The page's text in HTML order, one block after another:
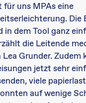
uns MPAs eine
Die
in dem Tool ganz
die Leitende
Grunder. Zudem
jetzt sehr
viele
auf wenige